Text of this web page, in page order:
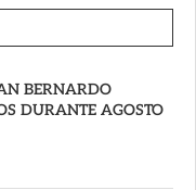
BERNARDO
DURANTE AGOSTO